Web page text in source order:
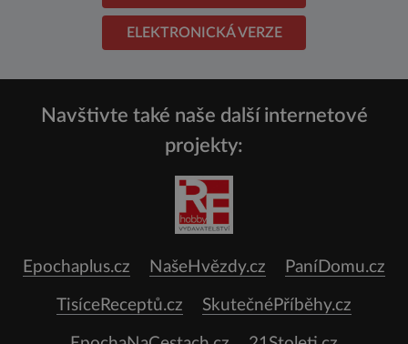
ELEKTRONICKÁ VERZE
Navštivte také naše další internetové
projekty:
Epochaplus.cz NašeHvězdy.cz PaníDomu.cz
TisíceReceptů.cz SkutečnéPříběhy.cz